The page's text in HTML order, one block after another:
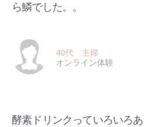
ら鱗でした。。
40代 主婦
オンライン体験
酵素ドリンクっていろいろあ